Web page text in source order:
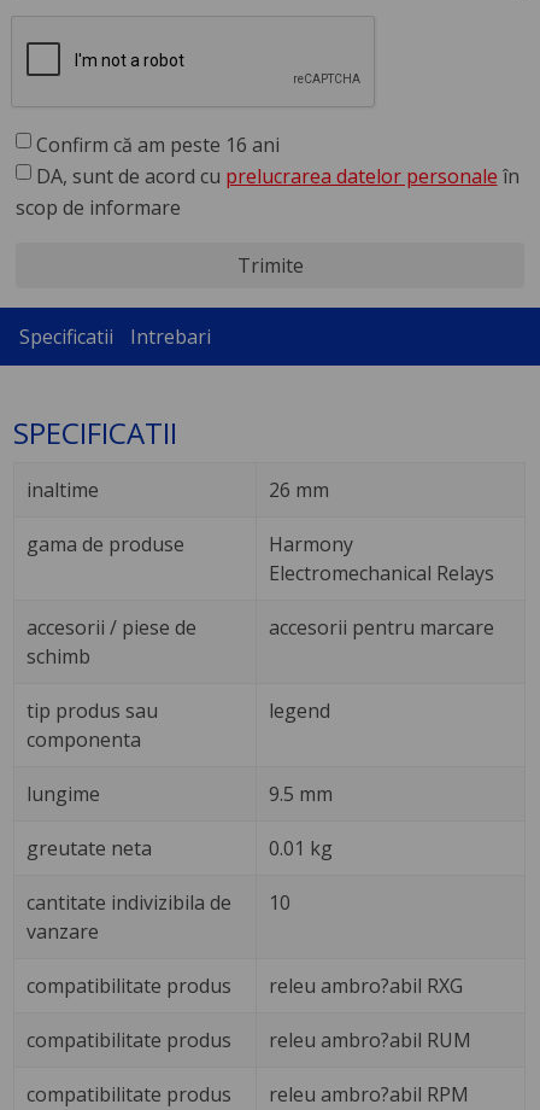
Confirm că am peste 16 ani
DA, sunt de acord cu prelucrarea datelor personale în
scop de informare
Trimite
Specificatii Intrebari
SPECIFICATII
inaltime 26 mm
gama de produse
Harmony
Electromechanical Relays
accesorii / piese de
schimb
accesorii pentru marcare
tip produs sau
componenta
legend
lungime 9.5 mm
greutate neta 0.01 kg
cantitate indivizibila de
vanzare
10
compatibilitate produs releu ambro?abil RXG
compatibilitate produs releu ambro?abil RUM
compatibilitate produs releu ambro?abil RPM